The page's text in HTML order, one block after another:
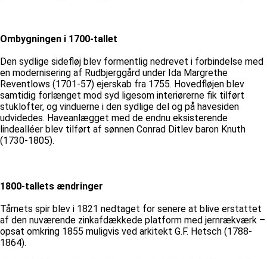
Ombygningen i 1700-tallet
Den sydlige sidefløj blev formentlig nedrevet i forbindelse med
en modernisering af Rudbjerggård under Ida Margrethe
Reventlows (1701-57) ejerskab fra 1755. Hovedfløjen blev
samtidig forlænget mod syd ligesom interiørerne fik tilført
stuklofter, og vinduerne i den sydlige del og på havesiden
udvidedes. Haveanlægget med de endnu eksisterende
lindealléer blev tilført af sønnen Conrad Ditlev baron Knuth
(1730-1805).
1800-tallets ændringer
Tårnets spir blev i 1821 nedtaget for senere at blive erstattet
af den nuværende zinkafdækkede platform med jernrækværk –
opsat omkring 1855 muligvis ved arkitekt G.F. Hetsch (1788-
1864).